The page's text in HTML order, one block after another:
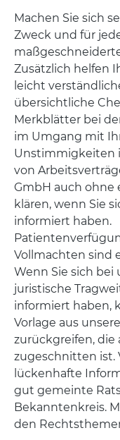
Machen Sie sich
Zweck und für
Zusätzlich helfen
leicht
übersichtliche
Merkblätter bei
im Umgang mit
Unstimmigkeiten
von
GmbH auch ohne
klären, wenn Sie
informiert haben.
Vollmachten sind
Wenn Sie sich bei
juristische
informiert haben,
Vorlage aus
zurückgreifen, die
zugeschnitten ist.
lückenhafte
gut gemeinte
Bekanntenkreis.
den